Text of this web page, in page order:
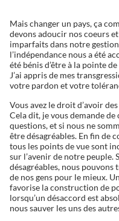
Mais changer un pays, ça
devons adoucir nos coeurs
imparfaits dans notre
l’indépendance nous a été
été bénis d’être à la pointe
J’ai appris de mes
votre pardon et votre
Vous avez le droit d’avoir
Cela dit, je vous demande
questions, et si nous ne
être désagréables. En fin de
tous les points de vue sont
sur l’avenir de notre peuple.
désagréables, nous
de nos gens pour le mieux.
favorise la construction de
lorsqu’un désaccord est
nous sauver les uns des